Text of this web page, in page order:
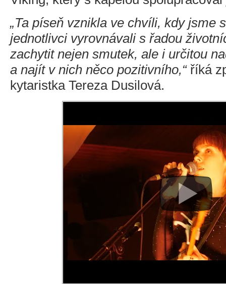
„Ta píseň vznikla ve chvíli, kdy jsme
jednotlivci vyrovnávali s řadou
zachytit nejen smutek, ale i určitou
a najít v nich něco pozitivního,“říká
kytaristka Tereza Dusilová.